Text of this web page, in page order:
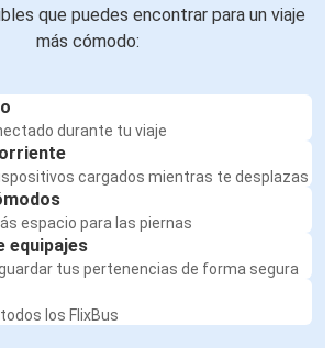
que puedes encontrar para un viaje
más cómodo:
durante tu viaje
cargados mientras te desplazas
espacio para las piernas
equipajes
tus pertenencias de forma segura
los FlixBus